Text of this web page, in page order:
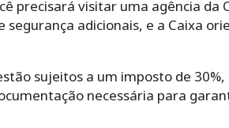
precisará visitar uma agência da
adicionais, e a Caixa
sujeitos a um imposto de 30%,
necessária para